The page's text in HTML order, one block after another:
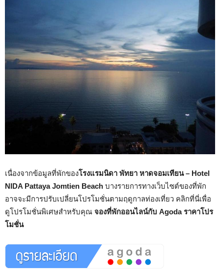
เนื่องจากข้อมูลที่พักของโรงแรมนิดา พัทยา หาดจอมเทียน – Hotel
NIDA Pattaya Jomtien Beach บางรายการทางเว็บไซต์ของที่พัก
อาจจะมีการปรับเปลี่ยนโปรโมชั่นตามฤดูกาลท่องเที่ยว คลิกที่นี่เพื่อ
ดูโปรโมชั่นพิเศษสำหรับคุณ จองที่พักออนไลน์กับ Agoda ราคาโปร
โมชั่น